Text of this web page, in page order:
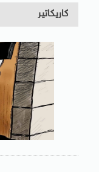
كاريكاتير